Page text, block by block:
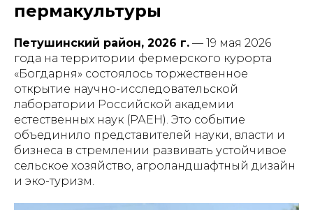
пермакультуры
Петушинский район, 2026 г. — 19 мая 2026
года на территории фермерского курорта
«Богдарня» состоялось торжественное
открытие научно-исследовательской
лаборатории Российской академии
естественных наук (РАЕН). Это событие
объединило представителей науки, власти и
бизнеса в стремлении развивать устойчивое
сельское хозяйство, агроландшафтный дизайн
и эко-туризм.